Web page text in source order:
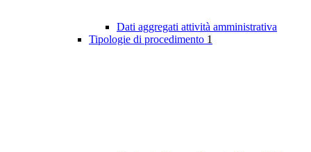
Dati aggregati attività amministrativa
Tipologie di procedimento 1